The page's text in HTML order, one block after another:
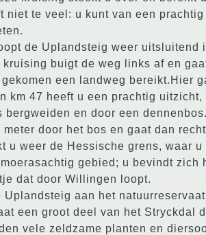
niet te veel: u kunt van een
de Uplandsteig weer uitsluitend
buigt de weg links af en
een landweg bereikt.Hier
km 47 heeft u een prachtig
bergweiden en door een
meter door het bos en gaat dan
u weer de Hessische grens, waar
gebied; u bevindt zich
dat door Willingen loopt.
aan het natuurreservaat
een groot deel van het Stryckdal
vele zeldzame planten en